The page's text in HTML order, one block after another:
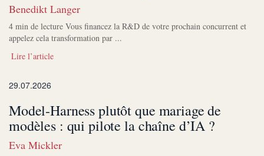
Benedikt Langer
4 min de lecture Vous financez la R&D de votre prochain concurrent et
appelez cela transformation par ...
Lire l’article
29.07.2026
Model-Harness plutôt que mariage de
modèles : qui pilote la chaîne d’IA ?
Eva Mickler